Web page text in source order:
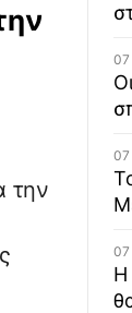
την
07
07
07
Η